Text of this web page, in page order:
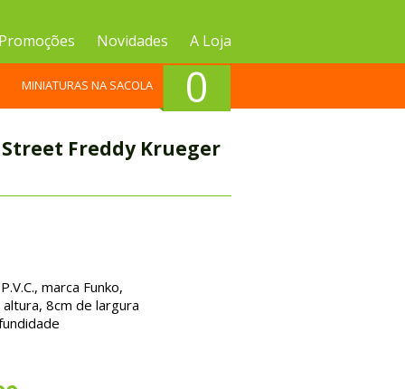
Promoções Novidades A Loja
0
MINIATURAS NA SACOLA
Freddy Krueger
marca Funko,
8cm de largura